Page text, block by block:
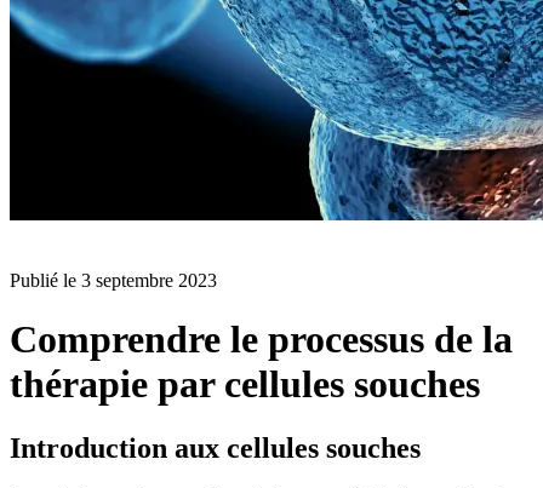
Publié le 3 septembre 2023
Comprendre le processus de la
thérapie par cellules souches
Introduction aux cellules souches